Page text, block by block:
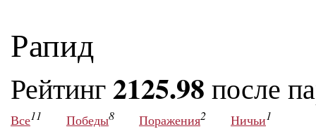
Рапид
Рейтинг2125.98 после
Все11 Победы8 Поражения2 Ничьи1